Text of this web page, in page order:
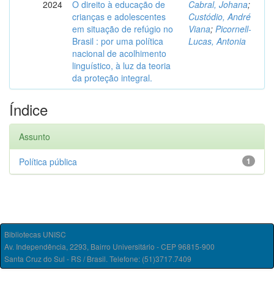
2024
O direito à educação de
crianças e adolescentes
em situação de refúgio no
Brasil : por uma política
nacional de acolhimento
linguístico, à luz da teoria
da proteção integral.
Cabral, Johana;
Custódio, André
Viana; Picornell-
Lucas, Antonia
Índice
Assunto
1
Política pública
Bibliotecas UNISC
Av. Independência, 2293, Bairro Universitário - CEP 96815-900
Santa Cruz do Sul - RS / Brasil. Telefone: (51)3717.7409